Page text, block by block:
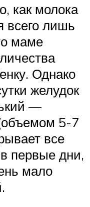
как молока
всего лишь
маме
Однако
желудок
—
5-7
все
первые дни,
мало